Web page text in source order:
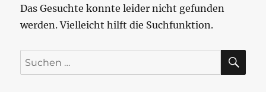
Das Gesuchte konnte leider nicht gefunden
werden. Vielleicht hilft die Suchfunktion.
Suchen
nach: